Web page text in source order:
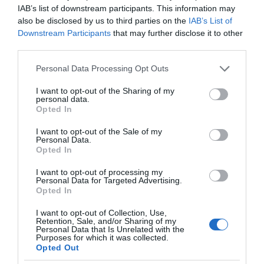
IAB’s list of downstream participants. This information may
also be disclosed by us to third parties on the IAB’s List of
Downstream Participants that may further disclose it to other
Please note that this website/app uses one or more Google
not limited to your visit or usage behaviour. You may click to
grant or deny consent to Google and its third-party tags to
use your data for below specified purposes in below Google
consent section.
Personal Data Processing Opt Outs
I want to opt-out of the Sharing of my
personal data.
Opted In
I want to opt-out of the Sale of my
Personal Data.
Opted In
I want to opt-out of processing my
Personal Data for Targeted Advertising.
Opted In
I want to opt-out of Collection, Use,
Retention, Sale, and/or Sharing of my
Personal Data that Is Unrelated with the
Purposes for which it was collected.
Opted Out
Πώς να κάνετε «smart spending» στις φετινές σας
διακοπές
ΔΕΙΤΕ ΤΗΝ ΚΙΝΗΣΗ ΣΤΟΥΣ ΔΡΌΜΟΥΣ
Κίνηση Τώρα: Live Χάρτης Αθήνας